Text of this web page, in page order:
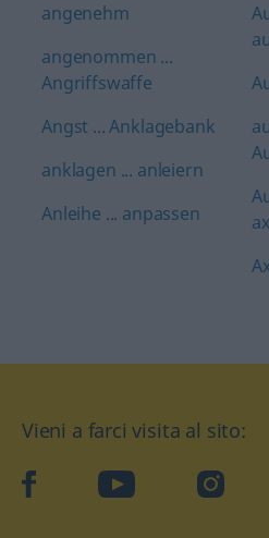
angenehm
angenommen ...
Angriffswaffe
Angst ... Anklagebank
anklagen ... anleiern
Anleihe ... anpassen
Vieni a farci visita al sito:
facebook YouTube